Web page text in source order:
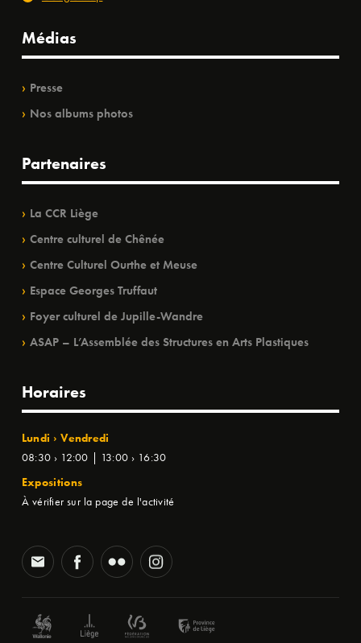
Médias
Presse
Nos albums photos
Partenaires
La CCR Liège
Centre culturel de Chênée
Centre Culturel Ourthe et Meuse
Espace Georges Truffaut
Foyer culturel de Jupille-Wandre
ASAP – L’Assemblée des Structures en Arts Plastiques
Horaires
Lundi › Vendredi
08:30 › 12:00 | 13:00 › 16:30
Expositions
À vérifier sur la page de l'activité